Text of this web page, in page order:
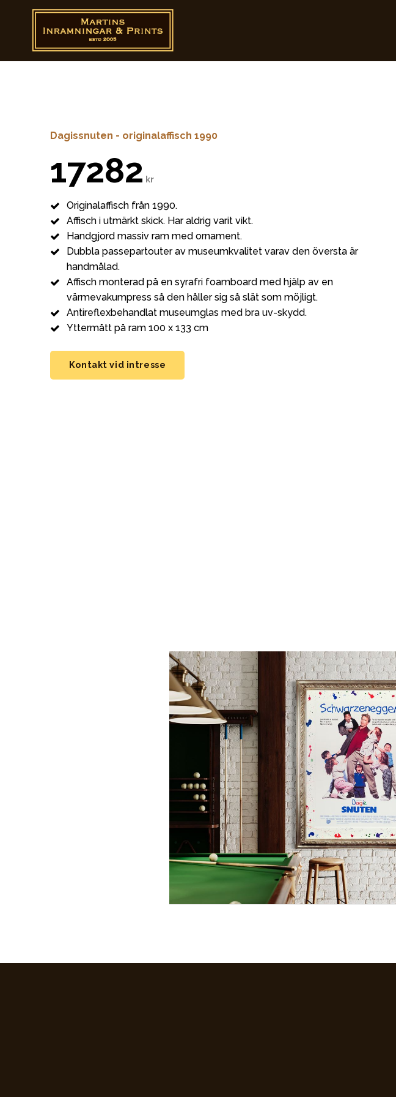
Dagissnuten - originalaffisch 1990
17282 kr
Originalaffisch från 1990.
Affisch i utmärkt skick. Har aldrig varit vikt.
Handgjord massiv ram med ornament.
Dubbla passepartouter av museumkvalitet varav den översta är
handmålad.
Affisch monterad på en syrafri foamboard med hjälp av en
värmevakumpress så den håller sig så slät som möjligt.
Antireflexbehandlat museumglas med bra uv-skydd.
Yttermått på ram 100 x 133 cm
Kontakt vid intresse